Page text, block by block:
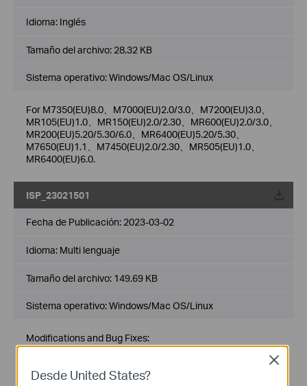
Idioma: Inglés
Tamaño del archivo: 28.32 KB
Sistema operativo: Windows/Mac OS/Linux
For M7350(EU)8.0、M7000(EU)2.0/3.0、M7200(EU)3.0、
MR105(EU)1.0、MR150(EU)2.0/2.30、MR600(EU)2.0/3.0、
MR200(EU)5.20/5.30/6.0、MR6400(EU)5.20/5.30、
M7650(EU)1.1、M7450(EU)2.0/2.30、MR505(EU)1.0、
MR6400(EU)6.0.
ISP_23021501
Fecha de Publicación: 2023-03-02
Idioma: Multi lenguaje
Tamaño del archivo: 149.69 KB
Sistema operativo: Windows/Mac OS/Linux
Modifications and Bug Fixes:
1. Updated APN profile for CUHK
1. This ISP file can be used for Archer MR600/Archer
Desde United States?
Close